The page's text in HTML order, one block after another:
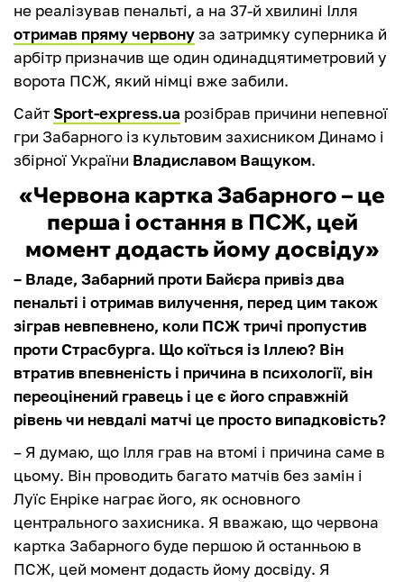
не реалізував пенальті, а на 37-й хвилині Ілля
отримав пряму червонуза затримку суперника й
арбітр призначив ще один одинадцятиметровий у
ворота ПСЖ, який німці вже забили.
Сайт Sport-express.ua розібрав причини непевної
гри Забарного із культовим захисником Динамо і
збірної України Владиславом Ващуком.
«Червона картка Забарного – це
перша і остання в ПСЖ, цей
момент додасть йому досвіду»
– Владе, Забарний проти Байєра привіз два
пенальті і отримав вилучення, перед цим також
зіграв невпевнено, коли ПСЖ тричі пропустив
проти Страсбурга. Що коїться із Іллею? Він
втратив впевненість і причина в психології, він
переоцінений гравець і це є його справжній
рівень чи невдалі матчі це просто випадковість?
– Я думаю, що Ілля грав на втомі і причина саме в
цьому. Він проводить багато матчів без замін і
Луїс Енріке награє його, як основного
центрального захисника. Я вважаю, що червона
картка Забарного буде першою й останньою в
ПСЖ, цей момент додасть йому досвіду. Я